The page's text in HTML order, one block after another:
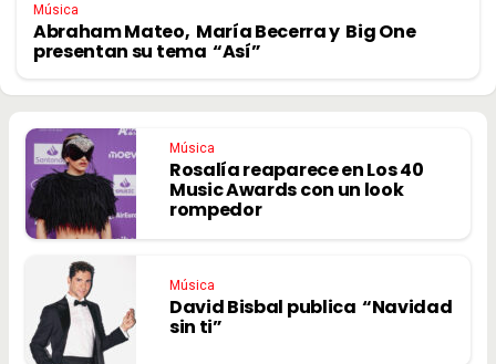
Música
Abraham Mateo, María Becerra y Big One
presentan su tema “Así”
Música
Rosalía reaparece en Los 40
Music Awards con un look
rompedor
Música
David Bisbal publica “Navidad
sin ti”